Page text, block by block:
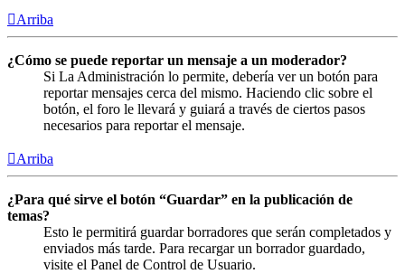
Arriba
¿Cómo se puede reportar un mensaje a un moderador?
Si La Administración lo permite, debería ver un botón para
reportar mensajes cerca del mismo. Haciendo clic sobre el
botón, el foro le llevará y guiará a través de ciertos pasos
necesarios para reportar el mensaje.
Arriba
¿Para qué sirve el botón “Guardar” en la publicación de
temas?
Esto le permitirá guardar borradores que serán completados y
enviados más tarde. Para recargar un borrador guardado,
visite el Panel de Control de Usuario.